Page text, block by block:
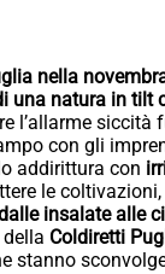
nella
una natura in tilt
l’allarme siccità
con gli
addirittura con
le coltivazioni,
insalate alle
della Coldiretti
stanno